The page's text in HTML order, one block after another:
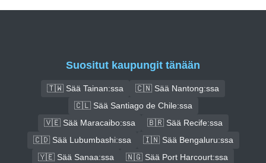
Suositut kaupungit tänään
🇹🇼 Sää Tainan:ssa
🇨🇳 Sää Nantong:ssa
🇨🇱 Sää Santiago de Chile:ssa
🇻🇪 Sää Maracaibo:ssa
🇧🇷 Sää Recife:ssa
🇨🇩 Sää Lubumbashi:ssa
🇮🇳 Sää Bengaluru:ssa
🇾🇪 Sää Sanaa:ssa
🇳🇬 Sää Port Harcourt:ssa